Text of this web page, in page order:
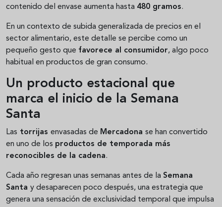
contenido del envase aumenta hasta 480 gramos.
En un contexto de subida generalizada de precios en el
sector alimentario, este detalle se percibe como un
pequeño gesto que favorece al consumidor, algo poco
habitual en productos de gran consumo.
Un producto estacional que
marca el inicio de la Semana
Santa
Las torrijas envasadas de Mercadona se han convertido
en uno de los productos de temporada más
reconocibles de la cadena.
Cada año regresan unas semanas antes de la Semana
Santa y desaparecen poco después, una estrategia que
genera una sensación de exclusividad temporal que impulsa